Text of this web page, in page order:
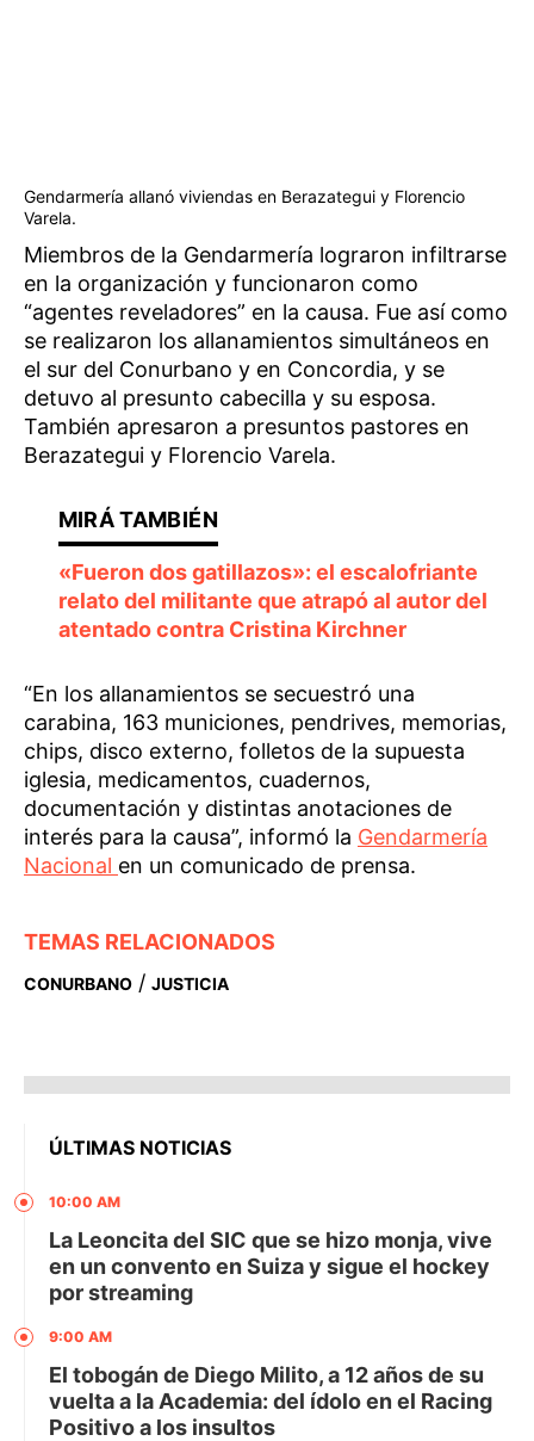
Gendarmería allanó viviendas en Berazategui y Florencio
Varela.
Miembros de la Gendarmería lograron infiltrarse
en la organización y funcionaron como
“agentes reveladores” en la causa. Fue así como
se realizaron los allanamientos simultáneos en
el sur del Conurbano y en Concordia, y se
detuvo al presunto cabecilla y su esposa.
También apresaron a presuntos pastores en
Berazategui y Florencio Varela.
«Fueron dos gatillazos»: el escalofriante
relato del militante que atrapó al autor del
atentado contra Cristina Kirchner
“En los allanamientos se secuestró una
carabina, 163 municiones, pendrives, memorias,
chips, disco externo, folletos de la supuesta
iglesia, medicamentos, cuadernos,
documentación y distintas anotaciones de
interés para la causa”, informó la Gendarmería
Nacional en un comunicado de prensa.
TEMAS RELACIONADOS
CONURBANO / JUSTICIA
ÚLTIMAS NOTICIAS
10:00 AM
La Leoncita del SIC que se hizo monja, vive
en un convento en Suiza y sigue el hockey
por streaming
9:00 AM
El tobogán de Diego Milito, a 12 años de su
vuelta a la Academia: del ídolo en el Racing
Positivo a los insultos